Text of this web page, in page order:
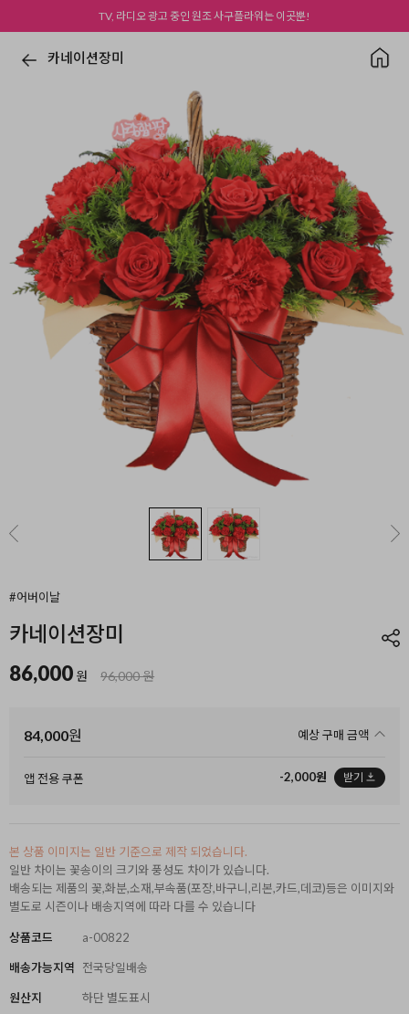
TV, 라디오 광고 중인 원조 사구플라워는 이곳뿐!
카네이션장미
#어버이날
카네이션장미
86,000 원 96,000 원
84,000원 예상 구매 금액
앱 전용 쿠폰 -2,000원 받기
본 상품 이미지는 일반 기준으로 제작 되었습니다.
일반 차이는 꽃송이의 크기와 풍성도 차이가 있습니다.
배송되는 제품의 꽃,화분,소재,부속품(포장,바구니,리본,카드,데코)등은 이미지와
별도로 시즌이나 배송지역에 따라 다를 수 있습니다
상품코드 a-00822
배송가능지역 전국당일배송
원산지 하단 별도표시